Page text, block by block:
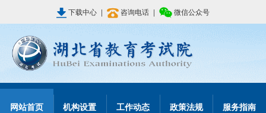
下载中心 | 咨询电话 | 微信公众号
网站首页 机构设置 工作动态 政策法规 服务指南